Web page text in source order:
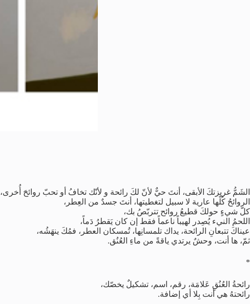
الشَمُّ غريزتكَ الأبقى، أنتَ حيٌّ لأنّ لكَ رائحة و لأنّك تخافُ أو تحبّ روائحَ أُخرى،
الروائحُ كُلّها عارية لا سبيل لتغطيتها، أنتَ جسدٌ من العِطر،
كلّ شيءٍ حولكَ قطيعُ روائح تتربّصُ بك،
اللحمُ النيء يُصِدر لهيباً ناعماً فقط إن كان يَقطرُ دَماً،
عيناكَ تتبعانِ الرائحة، يداك تلمسانِها، تُمسكان العطر، فمُكَ ينهَشُه،
ثمّ، ها أنت، وحشٌ يرتدي ياقةً من ماءِ العُنُق.
*
رائحةُ العُنُقِ عَلامَة، رقم، اسم، تشكيلٌ يخصّك،
رائحتهُ هي أنت بِلا أي إضافة.